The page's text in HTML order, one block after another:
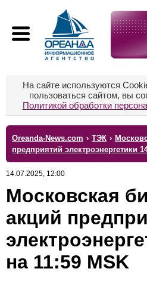
На сайте используются
пользоваться сайтом, вы
Политикой обработки
Oreanda-News.com › ТЭК ›
предприятий электроэнергетики
14.07.2025, 12:00
Московская
акций
на 11:59 MSK